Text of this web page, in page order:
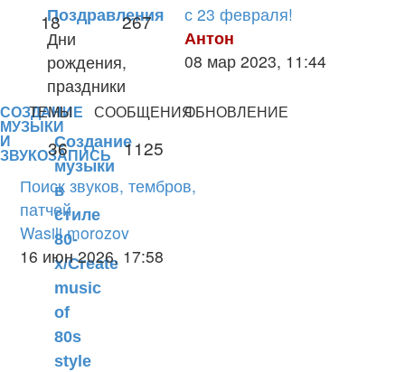
Поздравления
Дни
рождения,
праздники
18 267
с 23 февраля!
Антон
Перейти
последнему
сообщению
08 мар 2023, 11:44
СОЗДАНИЕ
МУЗЫКИ
И
ЗВУКОЗАПИСЬ
ТЕМЫ СООБЩЕНИЯОБНОВЛЕНИЕ
Создание
музыки
в
стиле
80-
х/Create
music
of
80s
style
36 1125
Поиск звуков, тембров,
патчей
Wasili morozov
Перейти
16 июн 2026, 17:58